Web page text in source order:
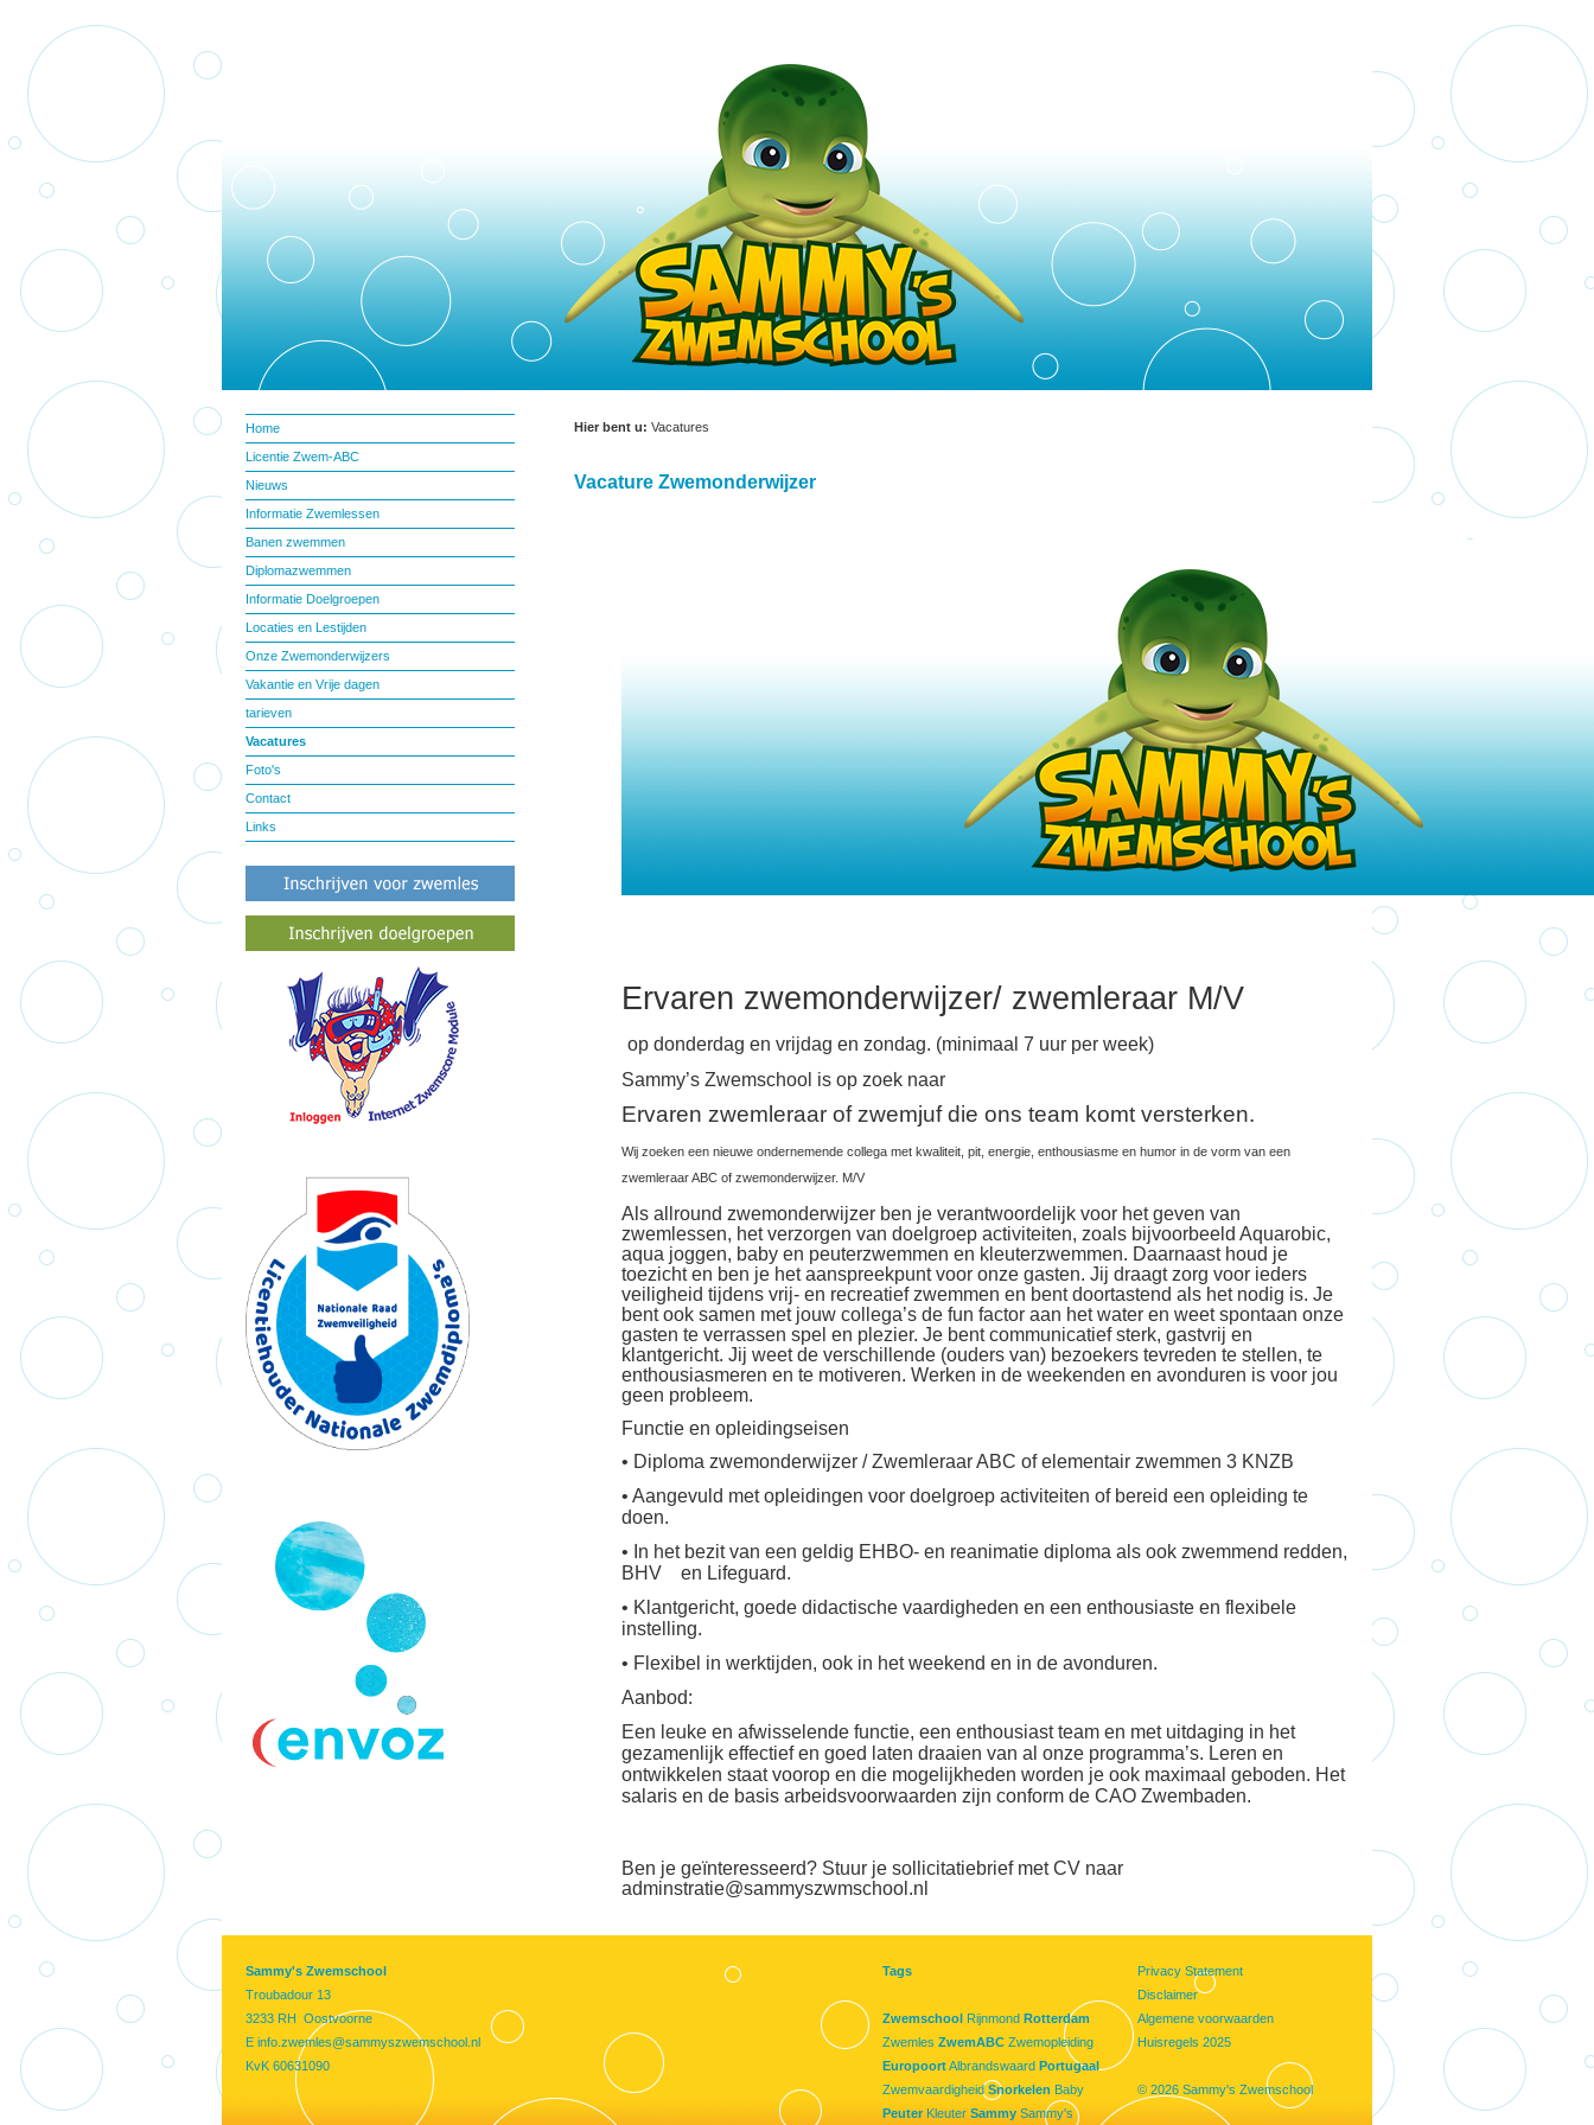
Home
Licentie Zwem-ABC
Nieuws
Informatie Zwemlessen
Banen zwemmen
Diplomazwemmen
Informatie Doelgroepen
Locaties en Lestijden
Onze Zwemonderwijzers
Vakantie en Vrije dagen
tarieven
Vacatures
Foto's
Contact
Links
Hier bent u: Vacatures
Vacature Zwemonderwijzer
Ervaren zwemonderwijzer/ zwemleraar M/V
op donderdag en vrijdag en zondag. (minimaal 7 uur per week)
Sammy’s Zwemschool is op zoek naar
Ervaren zwemleraar of zwemjuf die ons team komt versterken.
Wij zoeken een nieuwe ondernemende collega met kwaliteit, pit, energie, enthousiasme en humor in de vorm van een
zwemleraar ABC of zwemonderwijzer. M/V
Als allround zwemonderwijzer ben je verantwoordelijk voor het geven van
zwemlessen, het verzorgen van doelgroep activiteiten, zoals bijvoorbeeld Aquarobic,
aqua joggen, baby en peuterzwemmen en kleuterzwemmen. Daarnaast houd je
toezicht en ben je het aanspreekpunt voor onze gasten. Jij draagt zorg voor ieders
veiligheid tijdens vrij- en recreatief zwemmen en bent doortastend als het nodig is. Je
bent ook samen met jouw collega’s de fun factor aan het water en weet spontaan onze
gasten te verrassen spel en plezier. Je bent communicatief sterk, gastvrij en
klantgericht. Jij weet de verschillende (ouders van) bezoekers tevreden te stellen, te
enthousiasmeren en te motiveren. Werken in de weekenden en avonduren is voor jou
geen probleem.
Functie en opleidingseisen
• Diploma zwemonderwijzer / Zwemleraar ABC of elementair zwemmen 3 KNZB
• Aangevuld met opleidingen voor doelgroep activiteiten of bereid een opleiding te
doen.
• In het bezit van een geldig EHBO- en reanimatie diploma als ook zwemmend redden,
BHV en Lifeguard.
• Klantgericht, goede didactische vaardigheden en een enthousiaste en flexibele
instelling.
• Flexibel in werktijden, ook in het weekend en in de avonduren.
Aanbod:
Een leuke en afwisselende functie, een enthousiast team en met uitdaging in het
gezamenlijk effectief en goed laten draaien van al onze programma’s. Leren en
ontwikkelen staat voorop en die mogelijkheden worden je ook maximaal geboden. Het
salaris en de basis arbeidsvoorwaarden zijn conform de CAO Zwembaden.
Ben je geïnteresseerd? Stuur je sollicitatiebrief met CV naar
adminstratie@sammyszwmschool.nl
Sammy's Zwemschool
Troubadour 13
3233 RH Oostvoorne
E info.zwemles@sammyszwemschool.nl
KvK 60631090
Tags
Zwemschool Rijnmond Rotterdam
Zwemles ZwemABC Zwemopleiding
EuropoortAlbrandswaard Portugaal
ZwemvaardigheidSnorkelen Baby
PeuterKleuter Sammy Sammy's
Privacy Statement
Disclaimer
Algemene voorwaarden
Huisregels 2025
© 2026 Sammy's Zwemschool